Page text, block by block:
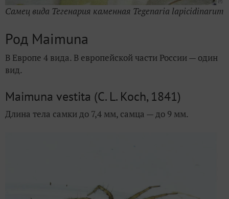
Самец вида Тегенария каменная Tegenaria lapicidinarum
Род Maimuna
В Европе 4 вида. В европейской части России — один
вид.
Maimuna vestita (C. L. Koch, 1841)
Длина тела самки до 7,4 мм, самца — до 9 мм.